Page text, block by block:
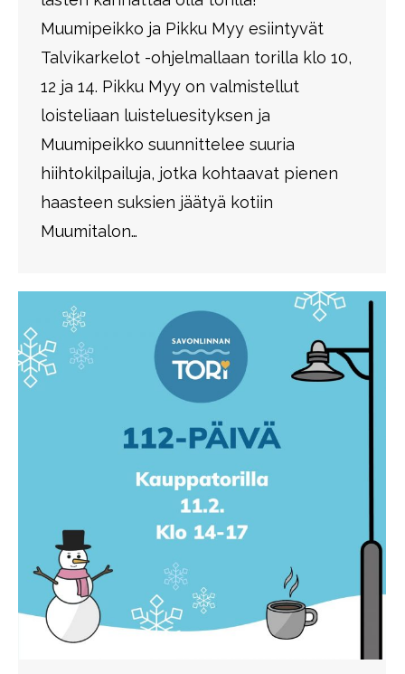
Muumipeikko ja Pikku Myy esiintyvät
Talvikarkelot -ohjelmallaan torilla klo 10,
12 ja 14. Pikku Myy on valmistellut
loisteliaan luisteluesityksen ja
Muumipeikko suunnittelee suuria
hiihtokilpailuja, jotka kohtaavat pienen
haasteen suksien jäätyä kotiin
Muumitalon…